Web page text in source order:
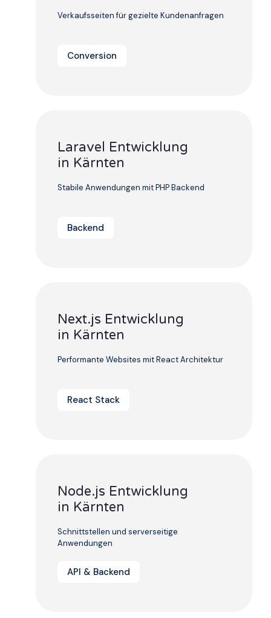
Verkaufsseiten für gezielte Kundenanfragen
Conversion
Laravel Entwicklung
in Kärnten
Stabile Anwendungen mit PHP Backend
Backend
Next.js Entwicklung
in Kärnten
Performante Websites mit React Architektur
React Stack
Node.js Entwicklung
in Kärnten
Schnittstellen und serverseitige
Anwendungen
API & Backend